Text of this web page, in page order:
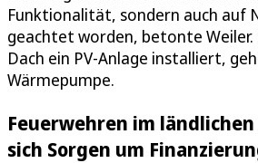
Funktionalität, sondern auch auf
geachtet worden, betonte Weiler.
Dach ein PV-Anlage installiert,
Wärmepumpe.
Feuerwehren im
sich Sorgen um